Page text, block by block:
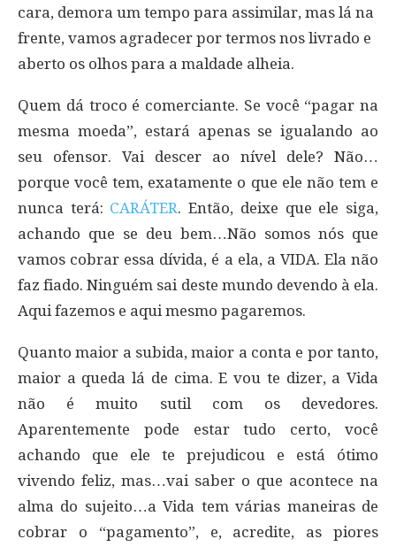
cara, demora um tempo para assimilar, mas lá na
frente, vamos agradecer por termos nos livrado e
aberto os olhos para a maldade alheia.
Quem dá troco é comerciante. Se você “pagar na
mesma moeda”, estará apenas se igualando ao
seu ofensor. Vai descer ao nível dele? Não…
porque você tem, exatamente o que ele não tem e
nunca terá: CARÁTER. Então, deixe que ele siga,
achando que se deu bem…Não somos nós que
vamos cobrar essa dívida, é a ela, a VIDA. Ela não
faz fiado. Ninguém sai deste mundo devendo à ela.
Aqui fazemos e aqui mesmo pagaremos.
Quanto maior a subida, maior a conta e por tanto,
maior a queda lá de cima. E vou te dizer, a Vida
não é muito sutil com os devedores.
Aparentemente pode estar tudo certo, você
achando que ele te prejudicou e está ótimo
vivendo feliz, mas…vai saber o que acontece na
alma do sujeito…a Vida tem várias maneiras de
cobrar o “pagamento”, e, acredite, as piores